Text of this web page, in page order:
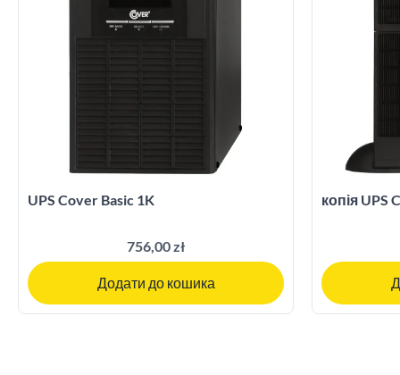
UPS Cover Basic 1K
756,00 zł
Додати до кошика
копія UPS